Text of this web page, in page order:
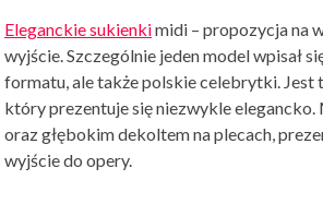
Eleganckie sukienkimidi – propozycja na
wyjście. Szczególnie jeden model wpisał
formatu, ale także polskie celebrytki. Jest
który prezentuje się niezwykle
oraz głębokim dekoltem na plecach,
wyjście do opery.